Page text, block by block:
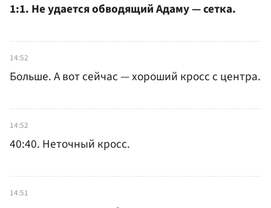
1:1. Не удается обводящий Адаму — сетка.
14:52
Больше. А вот сейчас — хороший кросс с центра.
14:52
40:40. Неточный кросс.
14:51